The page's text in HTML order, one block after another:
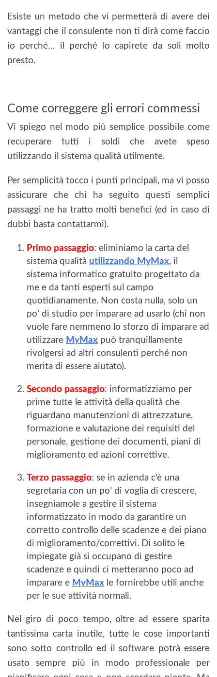
Esiste un metodo che vi permetterà di avere dei
vantaggi che il consulente non ti dirà come faccio
io perché… il perché lo capirete da soli molto
presto.
Come correggere gli errori commessi
Vi spiego nel modo più semplice possibile come
recuperare tutti i soldi che avete speso
utilizzando il sistema qualità utilmente.
Per semplicità tocco i punti principali, ma vi posso
assicurare che chi ha seguito questi semplici
passaggi ne ha tratto molti benefici (ed in caso di
dubbi basta contattarmi).
Primo passaggio: eliminiamo la carta del
sistema qualità utilizzando MyMax, il
sistema informatico gratuito progettato da
me e da tanti esperti sul campo
quotidianamente. Non costa nulla, solo un
po’ di studio per imparare ad usarlo (chi non
vuole fare nemmeno lo sforzo di imparare ad
utilizzare MyMax può tranquillamente
rivolgersi ad altri consulenti perché non
merita di essere aiutato).
Secondo passaggio: informatizziamo per
prime tutte le attività della qualità che
riguardano manutenzioni di attrezzature,
formazione e valutazione dei requisiti del
personale, gestione dei documenti, piani di
miglioramento ed azioni correttive.
Terzo passaggio: se in azienda c’è una
segretaria con un po’ di voglia di crescere,
insegniamole a gestire il sistema
informatizzato in modo da garantire un
corretto controllo delle scadenze e dei piano
di miglioramento/correttivi. Di solito le
impiegate già si occupano di gestire
scadenze e quindi ci metteranno poco ad
imparare e MyMax le fornirebbe utili anche
per le sue attività normali.
Nel giro di poco tempo, oltre ad essere sparita
tantissima carta inutile, tutte le cose importanti
sono sotto controllo ed il software potrà essere
usato sempre più in modo professionale per